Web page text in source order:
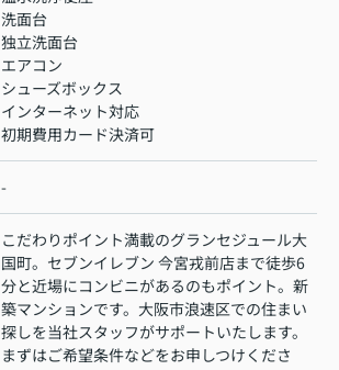
洗面台
独立洗面台
エアコン
シューズボックス
インターネット対応
初期費用カード決済可
-
こだわりポイント満載のグランセジュール大
国町。セブンイレブン 今宮戎前店まで徒歩6
分と近場にコンビニがあるのもポイント。新
築マンションです。大阪市浪速区での住まい
探しを当社スタッフがサポートいたします。
まずはご希望条件などをお申しつけくださ